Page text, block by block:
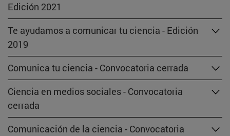
Edición 2021
Te ayudamos a comunicar tu ciencia - Edición
2019
Comunica tu ciencia - Convocatoria cerrada
Ciencia en medios sociales - Convocatoria
cerrada
Comunicación de la ciencia - Convocatoria